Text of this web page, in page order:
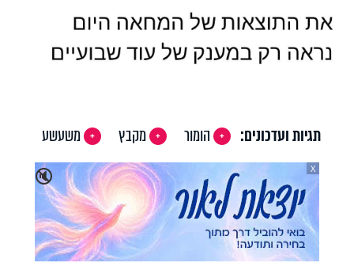
תגיות ועדכונים: הומור מקבץ
משעשע
🔇
X